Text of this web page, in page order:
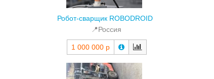
Робот-сварщик ROBODROID
📍Россия
1 000 000 р